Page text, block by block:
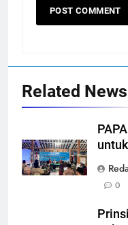
Related News
0